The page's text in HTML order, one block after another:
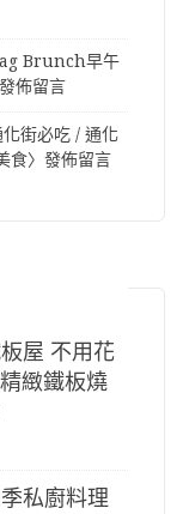
Brunch早午
佈留言
街必吃 / 通化
食〉發佈留言
屋 不用花
緻鐵板燒
私廚料理